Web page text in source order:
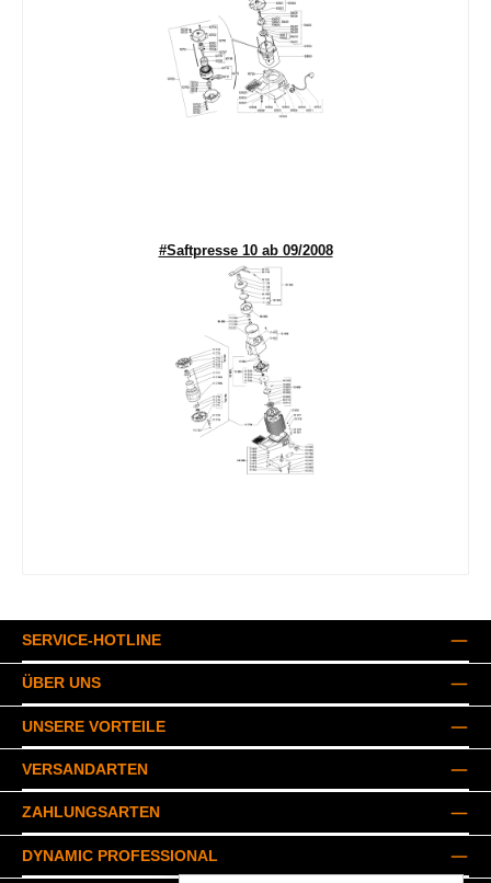
#Saftpresse 10 ab 09/2008
SERVICE-HOTLINE
ÜBER UNS
UNSERE VORTEILE
VERSANDARTEN
ZAHLUNGSARTEN
DYNAMIC PROFESSIONAL